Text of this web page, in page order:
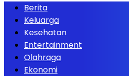
Berita
Keluarga
Kesehatan
Entertainment
Olahraga
Ekonomi